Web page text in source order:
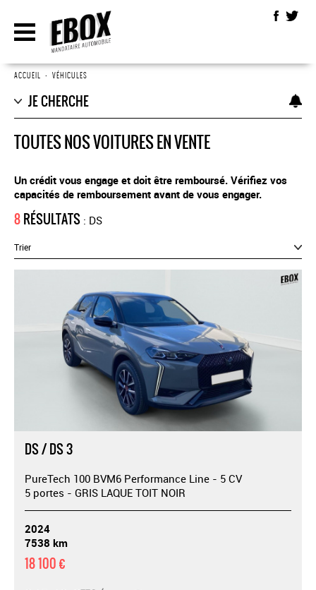
ACCUEIL • VÉHICULES
JE CHERCHE
TOUTES NOS VOITURES EN VENTE
Un crédit vous engage et doit être remboursé. Vérifiez vos
capacités de remboursement avant de vous engager.
8RÉSULTATS : DS
Trier
DS / DS 3
PureTech 100 BVM6 Performance Line - 5 CV
5 portes - GRIS LAQUE TOIT NOIR
2024
7538 km
18 100 €